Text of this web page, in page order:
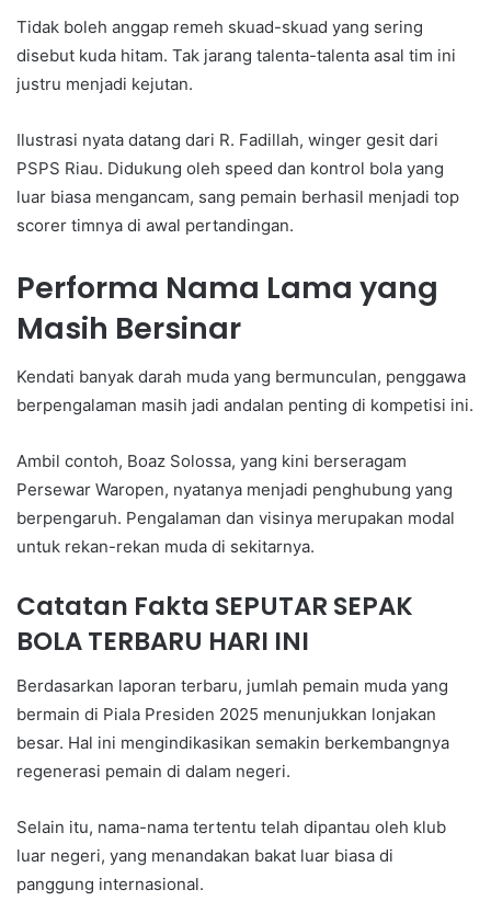
Tidak boleh anggap remeh skuad-skuad yang sering
disebut kuda hitam. Tak jarang talenta-talenta asal tim ini
justru menjadi kejutan.
Ilustrasi nyata datang dari R. Fadillah, winger gesit dari
PSPS Riau. Didukung oleh speed dan kontrol bola yang
luar biasa mengancam, sang pemain berhasil menjadi top
scorer timnya di awal pertandingan.
Performa Nama Lama yang
Masih Bersinar
Kendati banyak darah muda yang bermunculan, penggawa
berpengalaman masih jadi andalan penting di kompetisi ini.
Ambil contoh, Boaz Solossa, yang kini berseragam
Persewar Waropen, nyatanya menjadi penghubung yang
berpengaruh. Pengalaman dan visinya merupakan modal
untuk rekan-rekan muda di sekitarnya.
Catatan Fakta SEPUTAR SEPAK
BOLA TERBARU HARI INI
Berdasarkan laporan terbaru, jumlah pemain muda yang
bermain di Piala Presiden 2025 menunjukkan lonjakan
besar. Hal ini mengindikasikan semakin berkembangnya
regenerasi pemain di dalam negeri.
Selain itu, nama-nama tertentu telah dipantau oleh klub
luar negeri, yang menandakan bakat luar biasa di
panggung internasional.